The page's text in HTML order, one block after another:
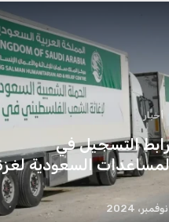
أخبار
رابط التسجيل في
السعودية